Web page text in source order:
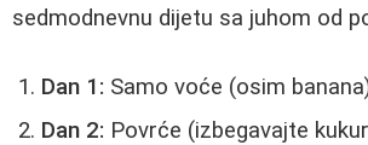
sedmodnevnu dijetu sa juhom od
Dan 1: Samo voće (osim
Dan 2: Povrće (izbegavajte